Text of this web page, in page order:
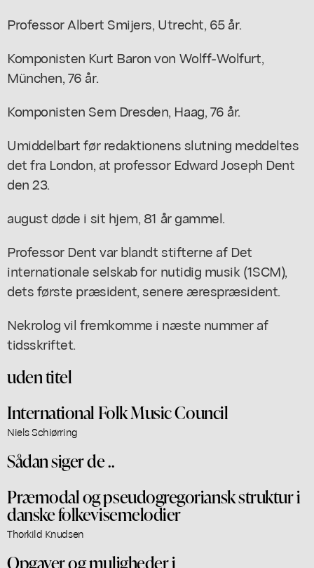
Professor Albert Smijers, Utrecht, 65 år.
Komponisten Kurt Baron von Wolff-Wolfurt,
München, 76 år.
Komponisten Sem Dresden, Haag, 76 år.
Umiddelbart før redaktionens slutning meddeltes
det fra London, at professor Edward Joseph Dent
den 23.
august døde i sit hjem, 81 år gammel.
Professor Dent var blandt stifterne af Det
internationale selskab for nutidig musik (1SCM),
dets første præsident, senere ærespræsident.
Nekrolog vil fremkomme i næste nummer af
tidsskriftet.
uden titel
International Folk Music Council
Niels Schiørring
Sådan siger de ..
Præmodal og pseudogregoriansk struktur i
danske folkevisemelodier
Thorkild Knudsen
Opgaver og muligheder i